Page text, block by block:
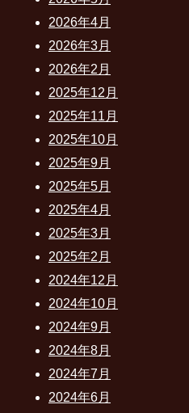
2026年4月
2026年3月
2026年2月
2025年12月
2025年11月
2025年10月
2025年9月
2025年5月
2025年4月
2025年3月
2025年2月
2024年12月
2024年10月
2024年9月
2024年8月
2024年7月
2024年6月